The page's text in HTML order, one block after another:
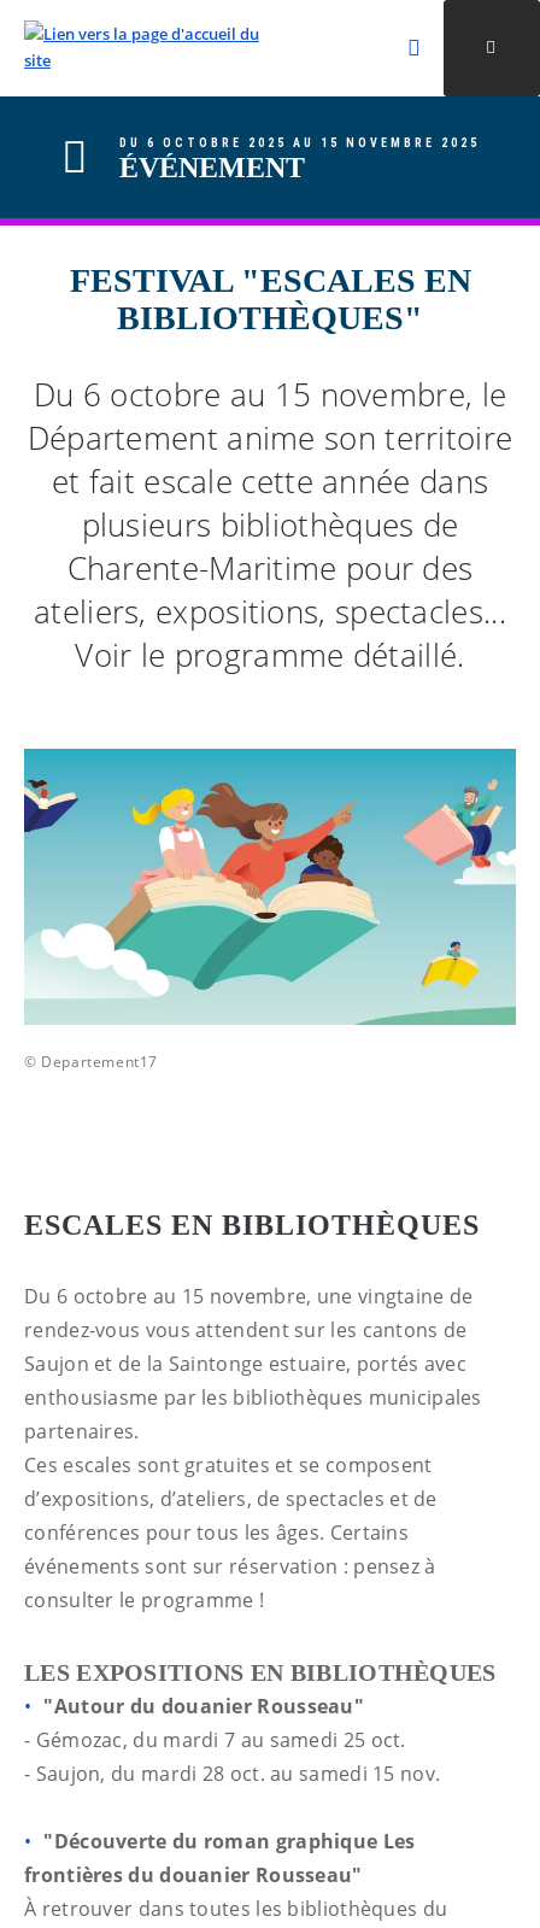
ALLER AU CONTENU
ALLER AU MENU
ALLER À LA RECHERCHE
Rechercher
Valider la
DU 6 OCTOBRE 2025 AU 15 NOVEMBRE 2025
ÉVÉNEMENT
FESTIVAL "ESCALES EN
BIBLIOTHÈQUES"
Du 6 octobre au 15 novembre, le
Département anime son territoire
et fait escale cette année dans
plusieurs bibliothèques de
Charente-Maritime pour des
ateliers, expositions, spectacles...
Voir le programme détaillé.
© Departement17
ESCALES EN BIBLIOTHÈQUES
Du 6 octobre au 15 novembre, une vingtaine de
rendez-vous vous attendent sur les cantons de
Saujon et de la Saintonge estuaire, portés avec
enthousiasme par les bibliothèques municipales
partenaires.
Ces escales sont gratuites et se composent
d’expositions, d’ateliers, de spectacles et de
conférences pour tous les âges. Certains
événements sont sur réservation : pensez à
consulter le programme !
LES EXPOSITIONS EN BIBLIOTHÈQUES
"Autour du douanier Rousseau"
- Gémozac, du mardi 7 au samedi 25 oct.
- Saujon, du mardi 28 oct. au samedi 15 nov.
"Découverte du roman graphique Les
frontières du douanier Rousseau"
À retrouver dans toutes les bibliothèques du